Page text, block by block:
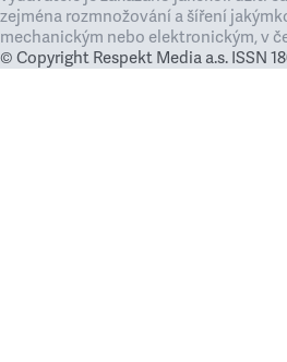
zejména rozmnožování a šíření
mechanickým nebo elektronickým, v
© Copyright Respekt Media a.s. ISSN